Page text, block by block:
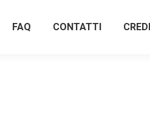
FAQ CONTATTI